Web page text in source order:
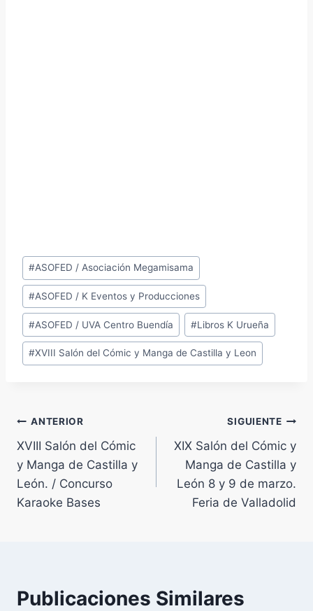
Etiquetas
de
la
entrada:
#ASOFED / Asociación Megamisama
#ASOFED / K Eventos y Producciones
#ASOFED / UVA Centro Buendía #Libros K Urueña
#XVIII Salón del Cómic y Manga de Castilla y Leon
Navegación
de
entradas
ANTERIOR
XVIII Salón del Cómic
y Manga de Castilla y
León. / Concurso
Karaoke Bases
SIGUIENTE
XIX Salón del Cómic y
Manga de Castilla y
León 8 y 9 de marzo.
Feria de Valladolid
Publicaciones Similares